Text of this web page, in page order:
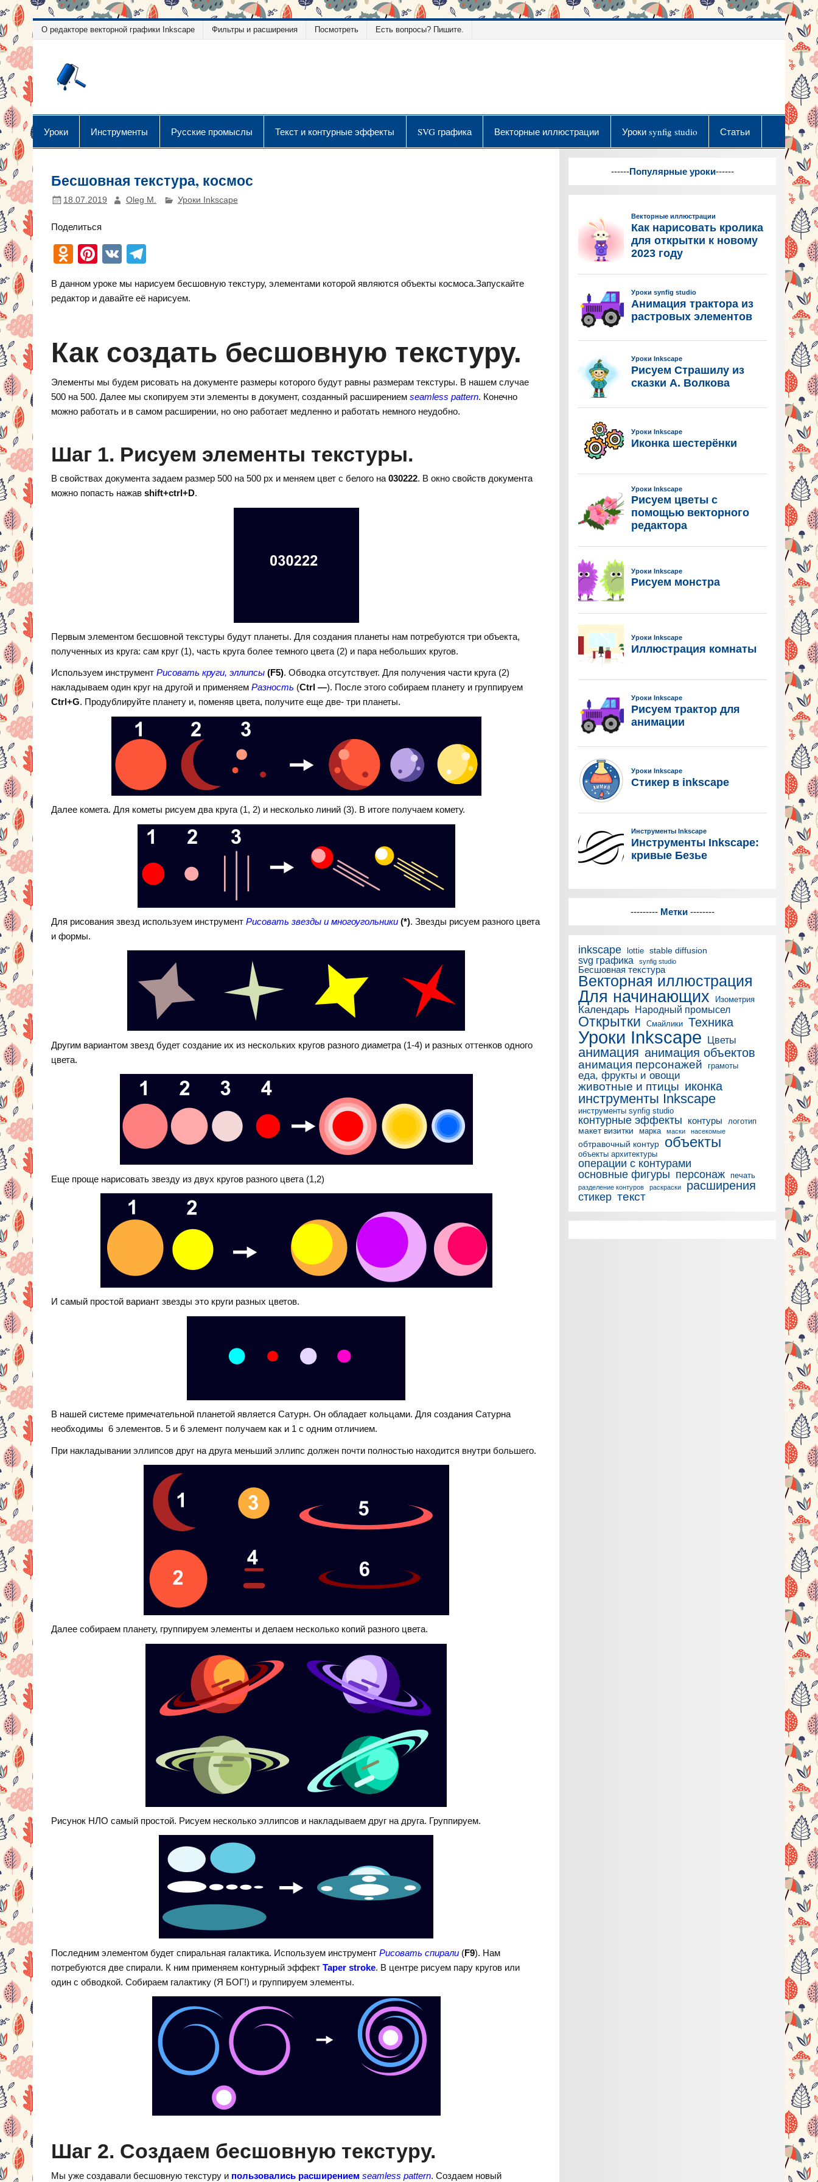
Перейти
к
содержимому
О редакторе векторной графики Inkscape Фильтры и расширения Посмотреть Есть вопросы? Пишите.
Уроки Инструменты Русские промыслы Текст и контурные эффекты SVG графика Векторные иллюстрации Уроки synfig studio Статьи
Бесшовная текстура, космос
18.07.2019 Oleg M. Уроки Inkscape
Поделиться
O
n
a
ni
ki
Pi
er
V
e
m
В данном уроке мы нарисуем бесшовную текстуру, элементами которой являются объекты космоса.Запускайте
редактор и давайте её нарисуем.
Как создать бесшовную текстуру.
Элементы мы будем рисовать на документе размеры которого будут равны размерам текстуры. В нашем случае
500 на 500. Далее мы скопируем эти элементы в документ, созданный расширениемseamless pattern. Конечно
можно работать и в самом расширении, но оно работает медленно и работать немного неудобно.
Шаг 1. Рисуем элементы текстуры.
В свойствах документа задаем размер 500 на 500 рх и меняем цвет с белого на030222. В окно свойств документа
можно попасть нажавshift+ctrl+D.
Первым элементом бесшовной текстуры будут планеты. Для создания планеты нам потребуются три объекта,
полученных из круга: сам круг (1), часть круга более темного цвета (2) и пара небольших кругов.
Используем инструментРисовать круги, эллипсы(F5). Обводка отсутствует. Для получения части круга (2)
накладываем один круг на другой и применяемРазность (Ctrl —). После этого собираем планету и группируем
Ctrl+G. Продублируйте планету и, поменяв цвета, получите еще две- три планеты.
Далее комета. Для кометы рисуем два круга (1, 2) и несколько линий (3). В итоге получаем комету.
Для рисования звезд используем инструментРисовать звезды и многоугольники(*). Звезды рисуем разного цвета
и формы.
Другим вариантом звезд будет создание их из нескольких кругов разного диаметра (1-4) и разных оттенков одного
цвета.
Еще проще нарисовать звезду из двух кругов разного цвета (1,2)
И самый простой вариант звезды это круги разных цветов.
В нашей системе примечательной планетой является Сатурн. Он обладает кольцами. Для создания Сатурна
необходимы 6 элементов. 5 и 6 элемент получаем как и 1 с одним отличием.
При накладывании эллипсов друг на друга меньший эллипс должен почти полностью находится внутри большего.
Далее собираем планету, группируем элементы и делаем несколько копий разного цвета.
Рисунок НЛО самый простой. Рисуем несколько эллипсов и накладываем друг на друга. Группируем.
Последним элементом будет спиральная галактика. Используем инструментРисовать спирали (F9). Нам
потребуются две спирали. К ним применяем контурный эффектTaper stroke. В центре рисуем пару кругов или
один с обводкой. Собираем галактику (Я БОГ!) и группируем элементы.
Шаг 2. Создаем бесшовную текстуру.
Мы уже создавали бесшовную текстуру и пользовались расширением seamless pattern. Создаем новый
------Популярные уроки------
---------Метки--------
inkscape lottie stable diffusion
svg графика synfig studio
Бесшовная текстура
Векторная иллюстрация
Для начинающих Изометрия
Календарь Народный промысел
Открытки Смайлики Техника
Уроки Inkscape Цветы
анимация анимация объектов
анимация персонажей грамоты
еда, фрукты и овощи
животные и птицы иконка
инструменты Inkscape
инструменты synfig studio
контурные эффекты контуры логотип
макет визитки марка маски насекомые
обтравочный контур объекты
объекты архитектуры
операции с контурами
основные фигуры персонаж печать
разделение контуров раскраски расширения
стикер текст